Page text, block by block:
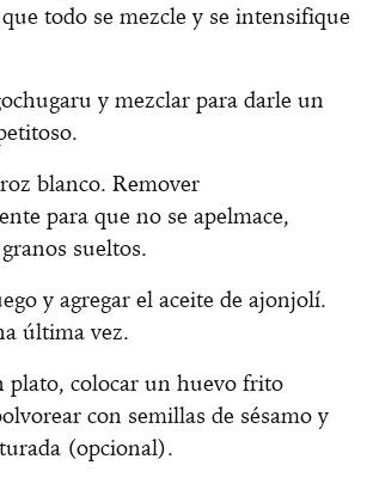
todo se mezcle y se intensifique
y mezclar para darle un
blanco. Remover
para que no se apelmace,
sueltos.
y agregar el aceite de ajonjolí.
última vez.
plato, colocar un huevo frito
con semillas de sésamo y
(opcional).